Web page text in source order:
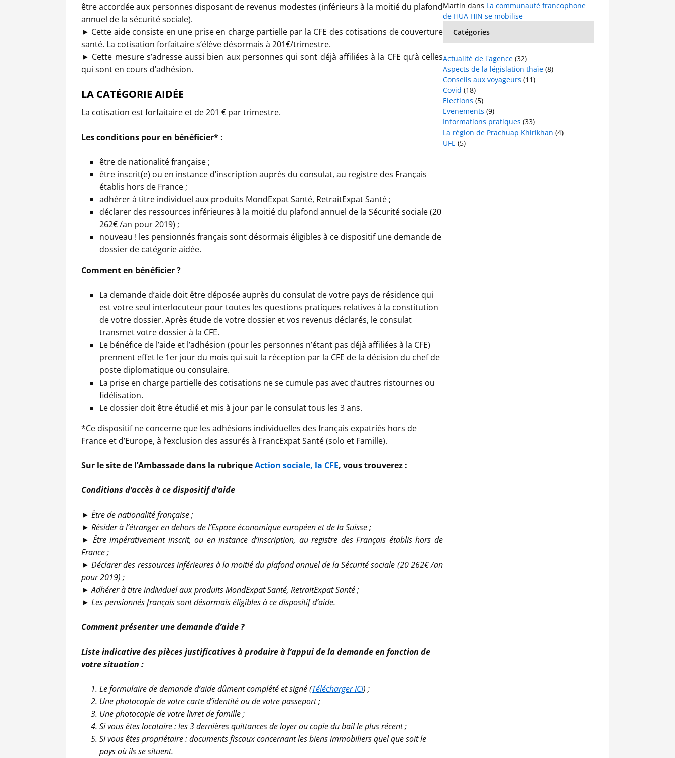
être accordée aux personnes disposant de revenus modestes (inférieurs à la moitié du plafond
annuel de la sécurité sociale).
► Cette aide consiste en une prise en charge partielle par la CFE des cotisations de couverture
santé. La cotisation forfaitaire s’élève désormais à 201€/trimestre.
► Cette mesure s’adresse aussi bien aux personnes qui sont déjà affiliées à la CFE qu’à celles
qui sont en cours d’adhésion.
LA CATÉGORIE AIDÉE
La cotisation est forfaitaire et de 201 € par trimestre.
Les conditions pour en bénéficier* :
être de nationalité française ;
être inscrit(e) ou en instance d’inscription auprès du consulat, au registre des Français
établis hors de France ;
adhérer à titre individuel aux produits MondExpat Santé, RetraitExpat Santé ;
déclarer des ressources inférieures à la moitié du plafond annuel de la Sécurité sociale (20
262€ /an pour 2019) ;
nouveau ! les pensionnés français sont désormais éligibles à ce dispositif une demande de
dossier de catégorie aidée.
Comment en bénéficier ?
La demande d’aide doit être déposée auprès du consulat de votre pays de résidence qui
est votre seul interlocuteur pour toutes les questions pratiques relatives à la constitution
de votre dossier. Après étude de votre dossier et vos revenus déclarés, le consulat
transmet votre dossier à la CFE.
Le bénéfice de l’aide et l’adhésion (pour les personnes n’étant pas déjà affiliées à la CFE)
prennent effet le 1er jour du mois qui suit la réception par la CFE de la décision du chef de
poste diplomatique ou consulaire.
La prise en charge partielle des cotisations ne se cumule pas avec d’autres ristournes ou
fidélisation.
Le dossier doit être étudié et mis à jour par le consulat tous les 3 ans.
*Ce dispositif ne concerne que les adhésions individuelles des français expatriés hors de
France et d’Europe, à l’exclusion des assurés à FrancExpat Santé (solo et Famille).
Sur le site de l’Ambassade dans la rubriqueAction sociale, la CFE, vous trouverez :
Conditions d’accès à ce dispositif d’aide
► Être de nationalité française ;
► Résider à l’étranger en dehors de l’Espace économique européen et de la Suisse ;
► Être impérativement inscrit, ou en instance d’inscription, au registre des Français établis hors de
France ;
► Déclarer des ressources inférieures à la moitié du plafond annuel de la Sécurité sociale (20 262€ /an
pour 2019) ;
► Adhérer à titre individuel aux produits MondExpat Santé, RetraitExpat Santé ;
► Les pensionnés français sont désormais éligibles à ce dispositif d’aide.
Comment présenter une demande d’aide ?
Liste indicative des pièces justificatives à produire à l’appui de la demande en fonction de
votre situation :
Le formulaire de demande d’aide dûment complété et signé (Télécharger ICI) ;
Une photocopie de votre carte d’identité ou de votre passeport ;
Une photocopie de votre livret de famille ;
Si vous êtes locataire : les 3 dernières quittances de loyer ou copie du bail le plus récent ;
Si vous êtes propriétaire : documents fiscaux concernant les biens immobiliers quel que soit le
pays où ils se situent.
Martin dans La communauté francophone
de HUA HIN se mobilise
Catégories
Actualité de l'agence (32)
Aspects de la législation thaïe (8)
Conseils aux voyageurs (11)
Covid (18)
Elections (5)
Evenements (9)
Informations pratiques (33)
La région de Prachuap Khirikhan (4)
UFE (5)